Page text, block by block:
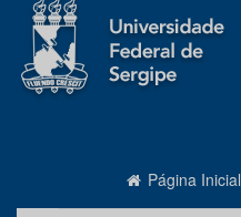
Página Inicial